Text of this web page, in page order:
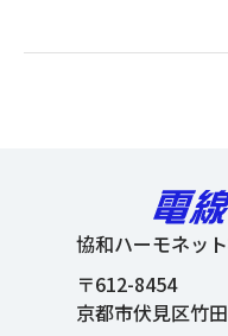
協和ハーモネッ
〒612-8454
京都市伏見区竹